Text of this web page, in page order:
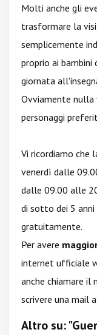
Molti anche gli
trasformare la
semplicemente
proprio ai
giornata
Ovviamente
personaggi
Vi ricordiamo che
venerdì dalle
dalle 09.00 alle
di sotto dei 5
gratuitamente.
Per avere
internet ufficiale
anche chiamare
scrivere una mail a
Altro su: